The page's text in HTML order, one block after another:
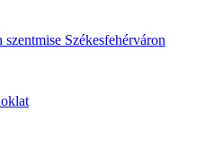
Székesfehérváron